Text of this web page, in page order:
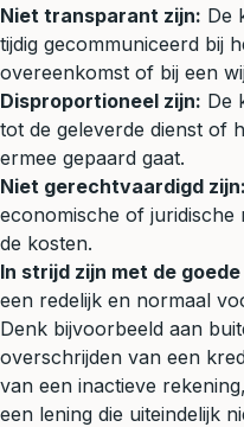
Niet transparant zijn: De
tijdig gecommuniceerd bij
overeenkomst of bij een
Disproportioneel zijn: De
tot de geleverde dienst of
ermee gepaard gaat.
Niet gerechtvaardigd zijn:
economische of
de kosten.
In strijd zijn met de
een redelijk en normaal
Denk bijvoorbeeld aan
overschrijden van een
van een inactieve
een lening die uiteindelijk